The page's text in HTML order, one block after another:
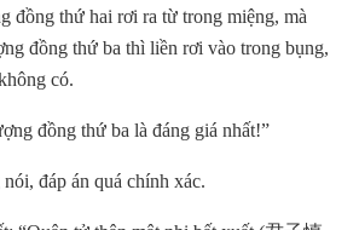
đồng thứ hai rơi ra từ trong miệng, mà
đồng thứ ba thì liền rơi vào trong bụng,
có.
đồng thứ ba là đáng giá nhất!”
đáp án quá chính xác.